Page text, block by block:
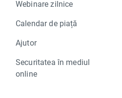
Webinare zilnice
Calendar de piață
Ajutor
Securitatea în mediul
online